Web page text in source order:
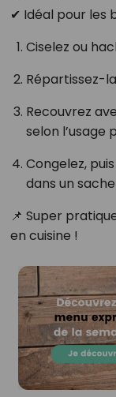
✔ Idéal pour les
Ciselez ou
Répartissez-
Recouvrez
selon l’usage
Congelez,
dans un
📌 Super
en cuisine !